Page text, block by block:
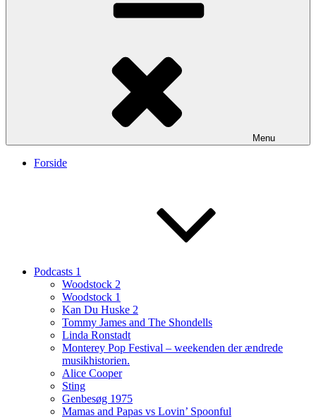
Menu
Forside
Podcasts 1
Woodstock 2
Woodstock 1
Kan Du Huske 2
Tommy James and The Shondells
Linda Ronstadt
Monterey Pop Festival – weekenden der ændrede
musikhistorien.
Alice Cooper
Sting
Genbesøg 1975
Mamas and Papas vs Lovin’ Spoonful